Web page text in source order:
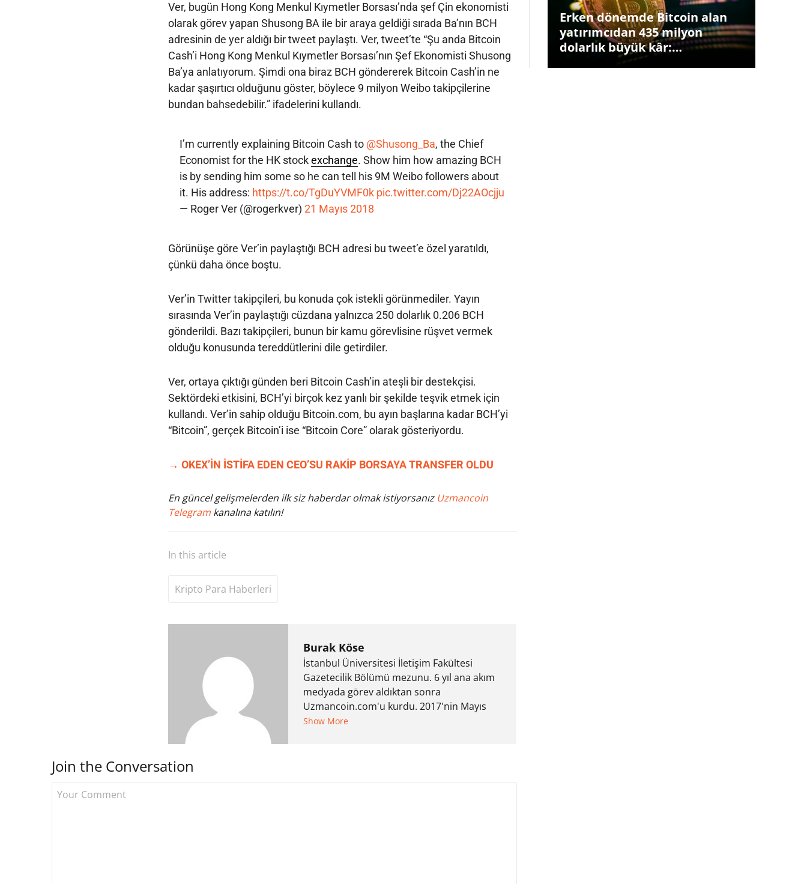
Ver, bugün Hong Kong Menkul Kıymetler Borsası’nda şef Çin ekonomisti
olarak görev yapan Shusong BA ile bir araya geldiği sırada Ba’nın BCH
adresinin de yer aldığı bir tweet paylaştı. Ver, tweet’te “Şu anda Bitcoin
Cash’i Hong Kong Menkul Kıymetler Borsası’nın Şef Ekonomisti Shusong
Ba’ya anlatıyorum. Şimdi ona biraz BCH göndererek Bitcoin Cash’in ne
kadar şaşırtıcı olduğunu göster, böylece 9 milyon Weibo takipçilerine
bundan bahsedebilir.” ifadelerini kullandı.
I’m currently explaining Bitcoin Cash to @Shusong_Ba, the Chief
Economist for the HK stockexchange. Show him how amazing BCH
is by sending him some so he can tell his 9M Weibo followers about
it. His address: https://t.co/TgDuYVMF0k pic.twitter.com/Dj22AOcjju
— Roger Ver (@rogerkver) 21 Mayıs 2018
Görünüşe göre Ver’in paylaştığı BCH adresi bu tweet’e özel yaratıldı,
çünkü daha önce boştu.
Ver’in Twitter takipçileri, bu konuda çok istekli görünmediler. Yayın
sırasında Ver’in paylaştığı cüzdana yalnızca 250 dolarlık 0.206 BCH
gönderildi. Bazı takipçileri, bunun bir kamu görevlisine rüşvet vermek
olduğu konusunda tereddütlerini dile getirdiler.
Ver, ortaya çıktığı günden beri Bitcoin Cash’in ateşli bir destekçisi.
Sektördeki etkisini, BCH’yi birçok kez yanlı bir şekilde teşvik etmek için
kullandı. Ver’in sahip olduğu Bitcoin.com, bu ayın başlarına kadar BCH’yi
“Bitcoin”, gerçek Bitcoin’i ise “Bitcoin Core” olarak gösteriyordu.
→ OKEX’İN İSTİFA EDEN CEO’SU RAKİP BORSAYA TRANSFER OLDU
En güncel gelişmelerden ilk siz haberdar olmak istiyorsanız Uzmancoin
Telegram kanalına katılın!
In this article
Kripto Para Haberleri
Burak Köse
İstanbul Üniversitesi İletişim Fakültesi
Gazetecilik Bölümü mezunu. 6 yıl ana akım
medyada görev aldıktan sonra
Uzmancoin.com'u kurdu. 2017'nin Mayıs
ayından bu yana bilfiil kripto para
Show More
Join the Conversation
Erken dönemde Bitcoin alan
yatırımcıdan 435 milyon
dolarlık büyük kâr:…